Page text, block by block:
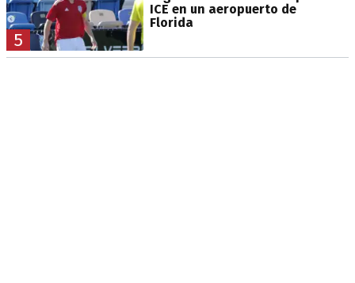
5
ICE en un aeropuerto de
Florida